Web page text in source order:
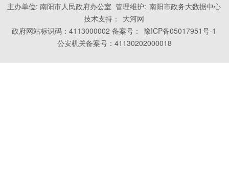
主办单位: 南阳市人民政府办公室 管理维护: 南阳市政务大数据中心
技术支持：
大河网
政府网站标识码：4113000002 备案号： 豫ICP备05017951号-1
公安机关备案号：41130202000018